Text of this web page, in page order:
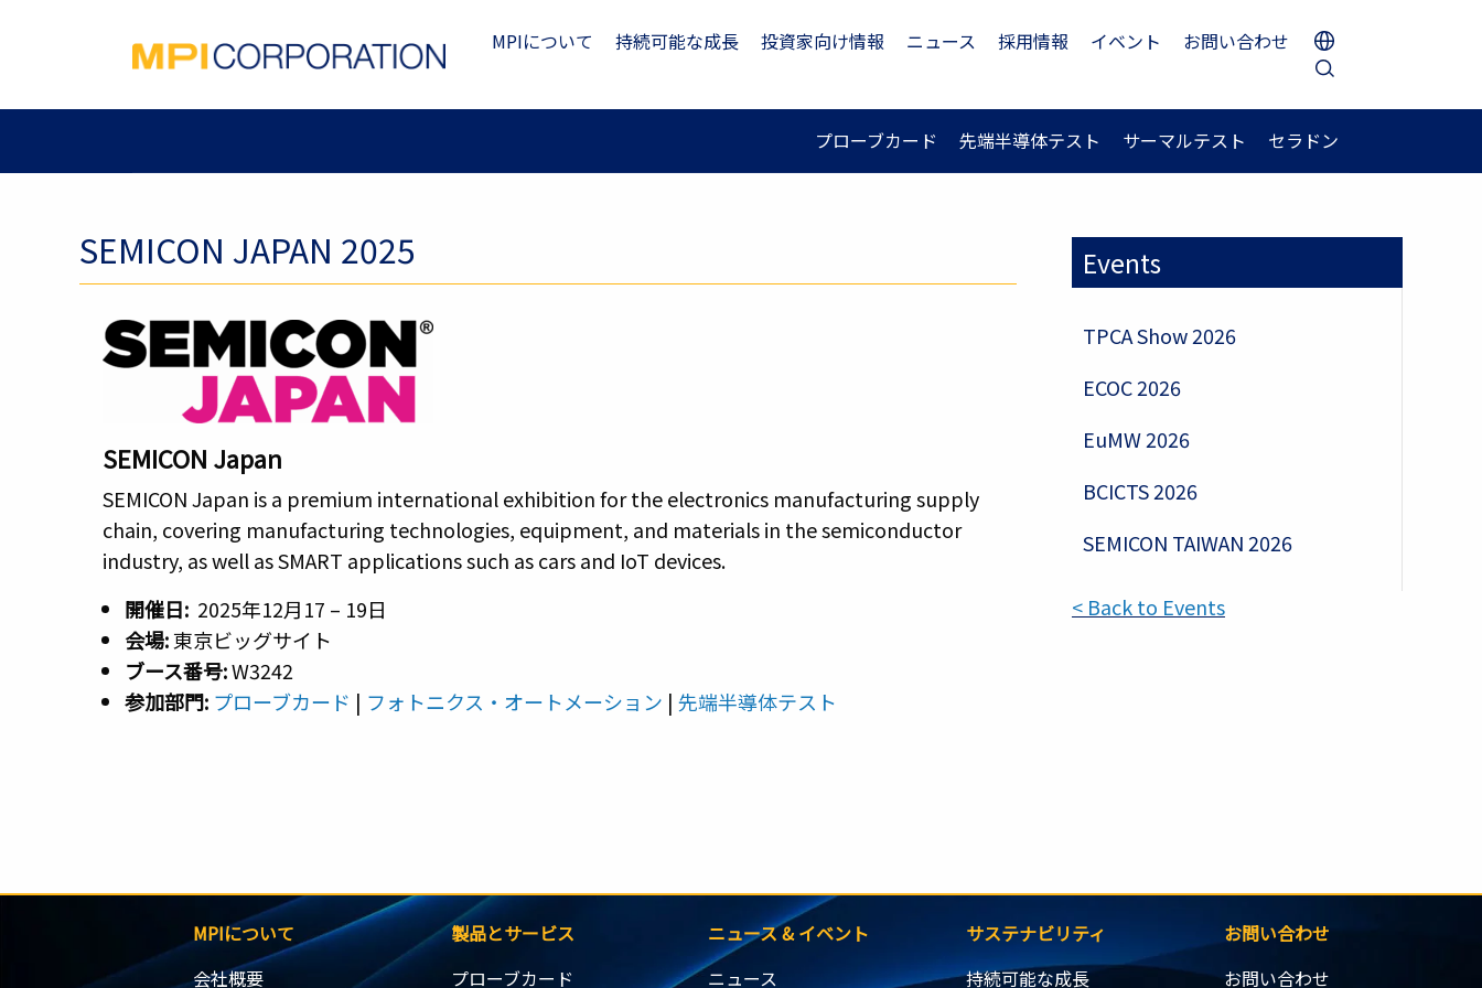
MPIについて 持続可能な成長 投資家向け情報 ニュース 採用情報 イベント お問い合わせ
プローブカード 先端半導体テスト サーマルテスト セラドン
SEMICON JAPAN 2025
SEMICON Japan
SEMICON Japan is a premium international exhibition for the electronics manufacturing supply
chain, covering manufacturing technologies, equipment, and materials in the semiconductor
industry, as well as SMART applications such as cars and IoT devices.
開催日: 2025年12月17 – 19日
会場:東京ビッグサイト
ブース番号:W3242
参加部門: プローブカード | フォトニクス・オートメーション | 先端半導体テスト
Events
TPCA Show 2026
ECOC 2026
EuMW 2026
BCICTS 2026
SEMICON TAIWAN 2026
< Back to Events
MPIについて
会社概要
製品とサービス
プローブカード
ニュース & イベント
ニュース
サステナビリティ
持続可能な成長
お問い合わせ
お問い合わせ